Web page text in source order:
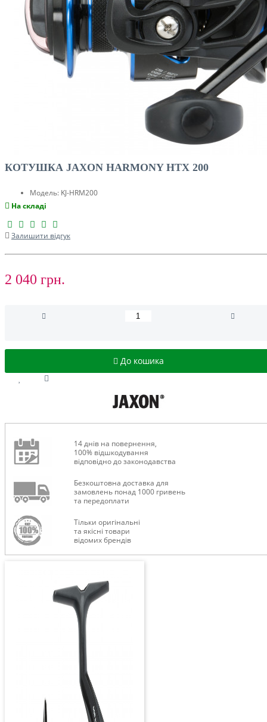
КОТУШКА JAXON HARMONY HTX 200
Модель: KJ-HRM200
На складі
Залишити відгук
2 040 грн.
До кошика
14 днів на повернення,
100% відшкодування
відповідно до законодавства
Безкоштовна доставка для
замовлень понад 1000 гривень
та передоплати
Тільки оригінальні
та якісні товари
відомих брендів